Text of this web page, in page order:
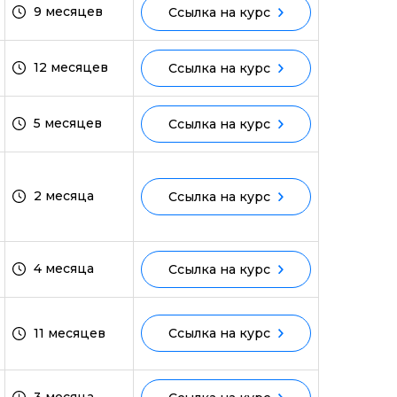
9 месяцев Ссылка на курс
12 месяцев Ссылка на курс
5 месяцев Ссылка на курс
2 месяца Ссылка на курс
4 месяца Ссылка на курс
11 месяцев Ссылка на курс